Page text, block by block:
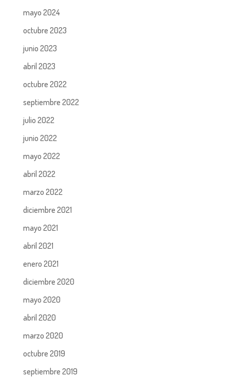
mayo 2024
octubre 2023
junio 2023
abril 2023
octubre 2022
septiembre 2022
julio 2022
junio 2022
mayo 2022
abril 2022
marzo 2022
diciembre 2021
mayo 2021
abril 2021
enero 2021
diciembre 2020
mayo 2020
abril 2020
marzo 2020
octubre 2019
septiembre 2019